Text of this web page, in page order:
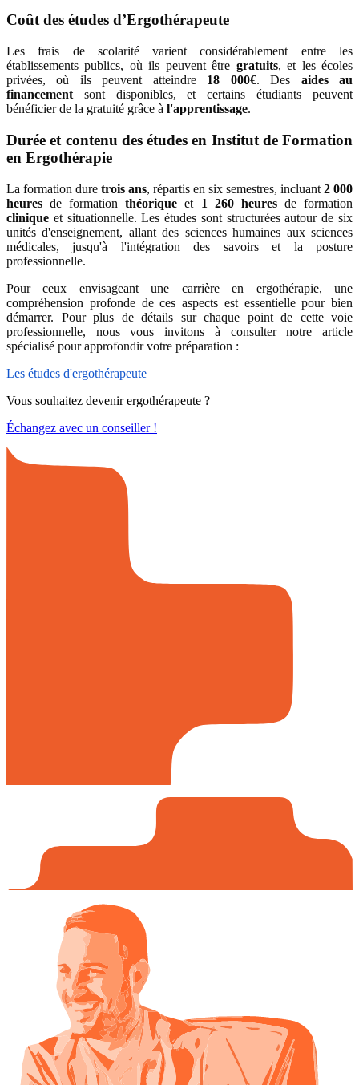
Coût des études d’Ergothérapeute
Les frais de scolarité varient considérablement entre les
établissements publics, où ils peuvent être gratuits, et les écoles
privées, où ils peuvent atteindre 18 000€. Des aides au
financement sont disponibles, et certains étudiants peuvent
bénéficier de la gratuité grâce à l'apprentissage.
Durée et contenu des études en Institut de Formation
en Ergothérapie
La formation dure trois ans, répartis en six semestres, incluant 2 000
heures de formationthéoriqueet 1 260 heures de formation
clinique et situationnelle. Les études sont structurées autour de six
unités d'enseignement, allant des sciences humaines aux sciences
médicales, jusqu'à l'intégration des savoirs et la posture
professionnelle.
Pour ceux envisageant une carrière en ergothérapie, une
compréhension profonde de ces aspects est essentielle pour bien
démarrer. Pour plus de détails sur chaque point de cette voie
professionnelle, nous vous invitons à consulter notre article
spécialisé pour approfondir votre préparation :
Les études d'ergothérapeute
Vous souhaitez devenir ergothérapeute ?
Échangez avec un conseiller !